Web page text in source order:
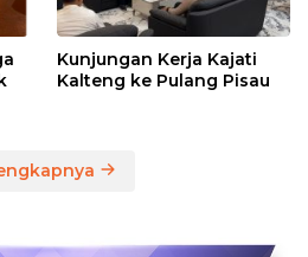
Kunjungan Kerja Kajati
Kalteng ke Pulang Pisau